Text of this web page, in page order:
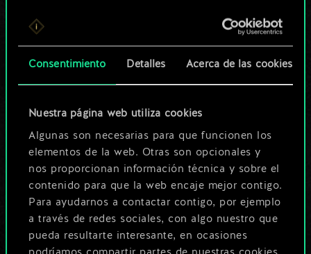
Consentimiento Detalles Acerca de las cookies
Nuestra página web utiliza cookies
Algunas son necesarias para que funcionen los
elementos de la web. Otras son opcionales y
nos proporcionan información técnica y sobre el
contenido para que la web encaje mejor contigo.
Para ayudarnos a contactar contigo, por ejemplo
a través de redes sociales, con algo nuestro que
pueda resultarte interesante, en ocasiones
Por ahora, solo es
un conjunto de
cartas compartido.
¡Pero puede llegar a
ser mucho más!
Poner nombre a esta baraja y crear
una guía